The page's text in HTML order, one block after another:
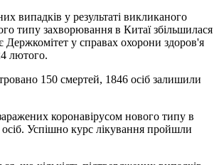
випадків у результаті викликаного
типу захворювання в Китаї збільшилася
Держкомітет у справах охорони здоров'я
лютого.
150 смертей, 1846 осіб залишили
коронавірусом нового типу в
Успішно курс лікування пройшли